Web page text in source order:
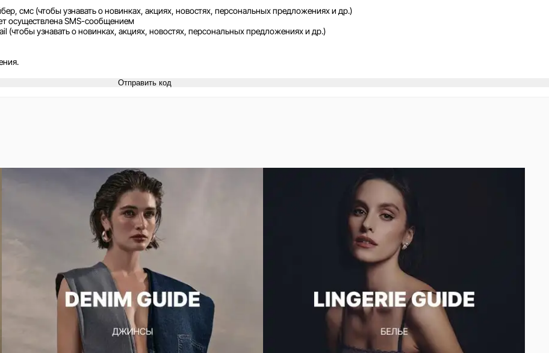
смс (чтобы узнавать о новинках, акциях, новостях, персональных предложениях и др.)
осуществлена SMS-сообщением
узнавать о новинках, акциях, новостях, персональных предложениях и др.)
Отправить код